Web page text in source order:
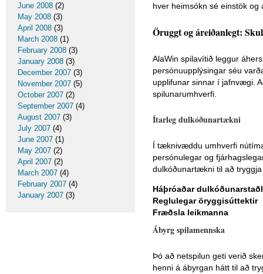
hver heimsókn sé einstök og
Öruggt og áreiðanlegt:
AlaWin spilavítið leggur
persónuupplýsingar séu
upplifunar sinnar í jafnvægi.
spilunarumhverfi.
Ítarleg dulkóðunartækni
Í tæknivæddu umhverfi
persónulegar og
dulkóðunartækni til að
Háþróaðar
Reglulegar öryggisúttektir
Fræðsla leikmanna
Ábyrg spilamennska
Þó að netspilun geti verið
henni á ábyrgan hátt til að
June 2008 (2)
May 2008 (3)
April 2008 (3)
March 2008 (1)
February 2008 (3)
January 2008 (3)
December 2007 (3)
November 2007 (5)
October 2007 (2)
September 2007 (4)
August 2007 (3)
July 2007 (4)
June 2007 (1)
May 2007 (2)
April 2007 (2)
March 2007 (4)
February 2007 (4)
January 2007 (3)